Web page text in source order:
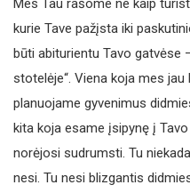
kurie Tave pažįsta iki
būti abiturientu Tavo gatvėse
stotelėje“. Viena koja mes
planuojame gyvenimus
kita koja esame įsipynę į
norėjosi sudrumsti. Tu
nesi. Tu nesi blizgantis